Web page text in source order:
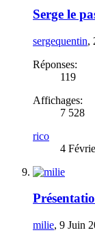
Serge le
sergequentin,
Réponses:
119
Affichages:
7 528
rico
4
milie, 9 Juin